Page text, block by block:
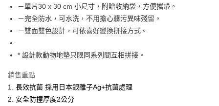
流程，驗證手機門號後，選擇欲分期的期數、繳款截止日，確認付款後即完
成交易。
3.實際核准額度、可分期數及費用金額請依後續交易確認頁面所載為準。
4.訂單成立30分鐘內，如未前往確認交易或遇審核未通過，訂單將自動取
【繳款方式說明】
醒簡訊。
2.透過簡訊連結打開帳單後，可選擇「超商條碼／台灣大直營門市／銀行轉
帳／街口支付／iPASS MONEY」等通路繳費。
運送方式
宅配【父親節大回饋】限時$299免運
－單片30 x 30 cm 小尺寸，附贈收納袋，方便攜帶。
－完全防水，可水洗，不用擔心髒污異味殘留。
－雙面雙色設計，可依喜好變換拼接方式。
* 設計款動物地墊只限同系列間互相拼接。
銷售重點
1. 長效抗菌 採用日本銀離子Ag+抗菌處理
2. 安全防撞厚度2公分